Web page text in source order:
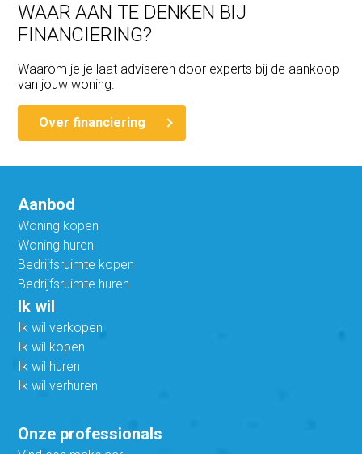
WAAR AAN TE DENKEN BIJ
FINANCIERING?
Waarom je je laat adviseren door experts bij de aankoop
van jouw woning.
Over financiering
Aanbod
Woning kopen
Woning huren
Bedrijfsruimte kopen
Bedrijfsruimte huren
Ik wil
Ik wil verkopen
Ik wil kopen
Ik wil huren
Ik wil verhuren
Onze professionals